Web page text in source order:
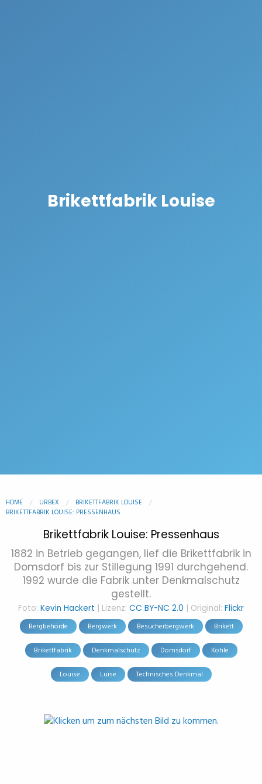
Brikettfabrik Louise
HOME URBEX
BRIKETTFABRIK LOUISE
BRIKETTFABRIK LOUISE: PRESSENHAUS
Brikettfabrik Louise: Pressenhaus
1882 in Betrieb gegangen, lief die Brikettfabrik in
Domsdorf bis zur Stillegung 1991 durchgehend.
1992 wurde die Fabrik unter Denkmalschutz
gestellt.
Foto: Kevin Hackert | Lizenz: CC BY-NC 2.0 | Original: Flickr
Bergbehörde Bergwerk Besucherbergwerk Brikett
Brikettfabrik Denkmalschutz Domsdorf Kohle
Louise Luise Technisches Denkmal